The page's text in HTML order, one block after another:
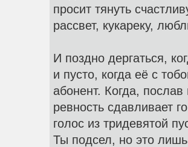
просит тянуть
рассвет, кукареку,
И поздно дергаться,
и пусто, когда её с
абонент. Когда,
ревность сдавливает
голос из тридевятой
Ты подсел, но это